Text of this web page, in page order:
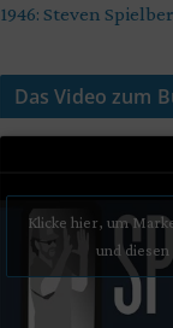
1946: Steven
Das Video zum
Klicke hier, um
und